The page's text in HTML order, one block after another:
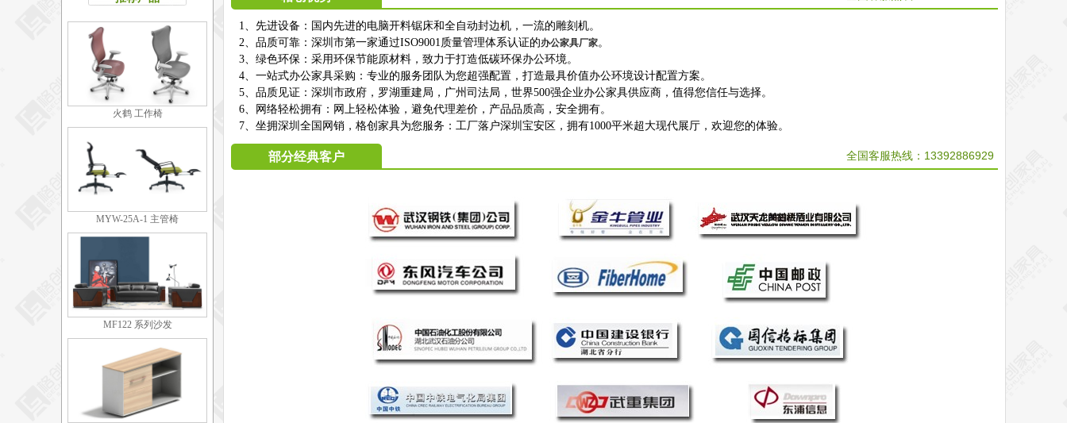
火鹤 工作椅
MYW-25A-1 主管椅
MF122 系列沙发
1、先进设备：国内先进的电脑开料锯床和全自动封边机，一流的雕刻机。
2、品质可靠：深圳市第一家通过ISO9001质量管理体系认证的办公家具厂家。
3、绿色环保：采用环保节能原材料，致力于打造低碳环保办公环境。
4、一站式办公家具采购：专业的服务团队为您超强配置，打造最具价值办公环境设计配置方案。
5、品质见证：深圳市政府，罗湖重建局，广州司法局，世界500强企业办公家具供应商，值得您信任与选择。
6、网络轻松拥有：网上轻松体验，避免代理差价，产品品质高，安全拥有。
7、坐拥深圳全国网销，格创家具为您服务：工厂落户深圳宝安区，拥有1000平米超大现代展厅，欢迎您的体验。
部分经典客户 全国客服热线： 13392886929